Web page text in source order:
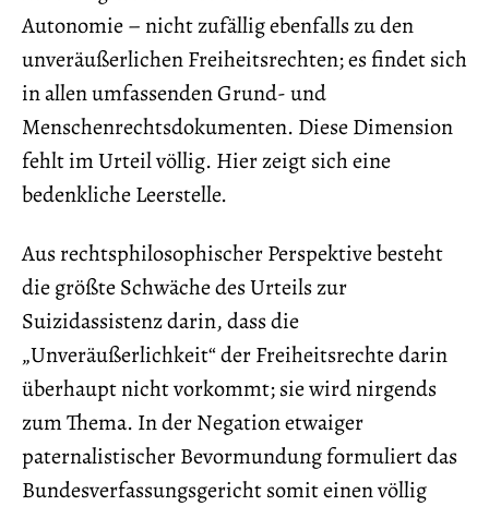
Autonomie – nicht zufällig ebenfalls zu den
unveräußerlichen Freiheitsrechten; es findet sich
in allen umfassenden Grund- und
Menschenrechtsdokumenten. Diese Dimension
fehlt im Urteil völlig. Hier zeigt sich eine
bedenkliche Leerstelle.
Aus rechtsphilosophischer Perspektive besteht
die größte Schwäche des Urteils zur
Suizidassistenz darin, dass die
„Unveräußerlichkeit“ der Freiheitsrechte darin
überhaupt nicht vorkommt; sie wird nirgends
zum Thema. In der Negation etwaiger
paternalistischer Bevormundung formuliert das
Bundesverfassungsgericht somit einen völlig